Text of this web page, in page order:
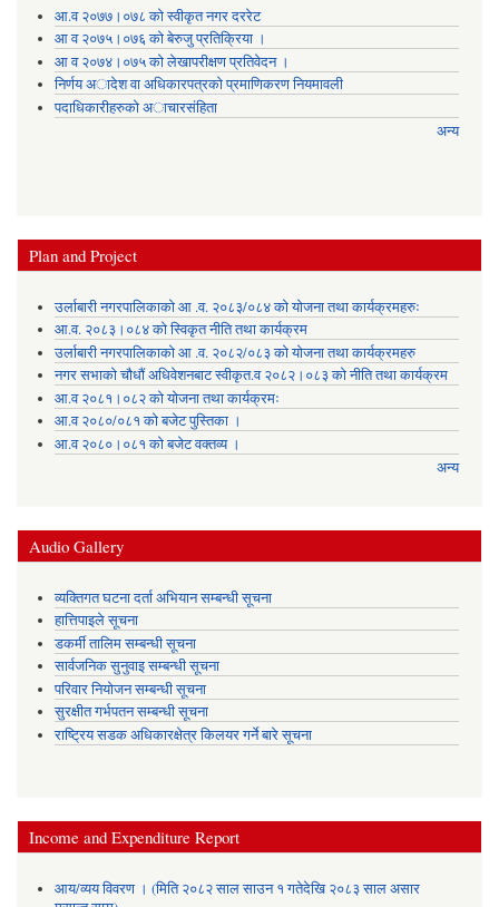
आ.व २०७७।०७८ को स्वीकृत नगर दररेट
आ व २०७५।०७६ को बेरुजु प्रतिक्रिया ।
आ व २०७४।०७५ काे लेखापरीक्षण प्रतिवेदन ।
निर्णय अादेश वा अधिकारपत्रकाे प्रमाणिकरण नियमावली
पदाधिकारीहरुको अाचारसंहिता
अन्य
Plan and Project
उर्लाबारी नगरपालिकाको आ .व. २०८३/०८४ को योजना तथा कार्यक्रमहरुः
आ.व. २०८३।०८४ को स्विकृत नीति तथा कार्यक्रम
उर्लाबारी नगरपालिकाको आ .व. २०८२/०८३ को योजना तथा कार्यक्रमहरु
नगर सभाको चौधौं अधिवेशनबाट स्वीकृत.व २०८२।०८३ को नीति तथा कार्यक्रम
आ.व २०८१।०८२ को योजना तथा कार्यक्रमः
आ.व २०८०/०८१ को बजेट पुस्तिका ।
आ.व २०८०।०८१ को बजेट वक्तव्य ।
अन्य
Audio Gallery
व्यक्तिगत घटना दर्ता अभियान सम्बन्धी सूचना
हात्तिपाइले सूचना
डकर्मी तालिम सम्बन्धी सूचना
सार्वजनिक सुनुवाइ सम्बन्धी सूचना
परिवार नियोजन सम्बन्धी सूचना
सुरक्षीत गर्भपतन सम्बन्धी सूचना
राष्ट्रिय सडक अधिकारक्षेत्र किलयर गर्ने बारे सूचना
Income and Expenditure Report
आय/व्यय विवरण । (मिति २०८२ साल साउन १ गतेदेखि २०८३ साल असार